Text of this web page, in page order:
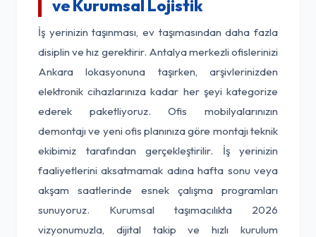
ve Kurumsal Lojistik
İş yerinizin taşınması, ev taşımasından daha fazla
disiplin ve hız gerektirir. Antalya merkezli ofislerinizi
Ankara lokasyonuna taşırken, arşivlerinizden
elektronik cihazlarınıza kadar her şeyi kategorize
ederek paketliyoruz. Ofis mobilyalarınızın
demontajı ve yeni ofis planınıza göre montajı teknik
ekibimiz tarafından gerçekleştirilir. İş yerinizin
faaliyetlerini aksatmamak adına hafta sonu veya
akşam saatlerinde esnek çalışma programları
sunuyoruz. Kurumsal taşımacılıkta 2026
vizyonumuzla, dijital takip ve hızlı kurulum